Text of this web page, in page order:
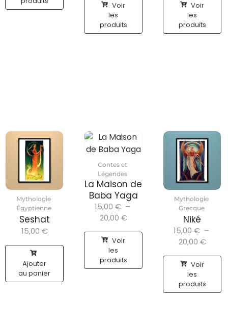
Voir
les
produits
Voir
les
produits
Mythologie
Égyptienne
Seshat
15,00 €
Ajouter
au panier
Contes et
Légendes
La Maison de
Baba Yaga
15,00 € –
20,00 €
Voir
les
produits
Mythologie
Grecque
Niké
15,00 € –
20,00 €
Voir
les
produits